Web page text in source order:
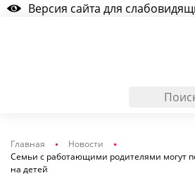
Версия сайта для
Главная
Новости
Семьи с работающими родителями могут
на детей